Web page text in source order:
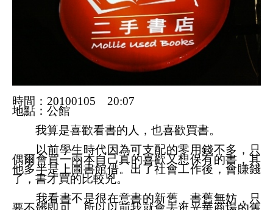
時間： 20100105 20:07
地點：公館
我算是喜歡看書的人，也喜歡買書。
以前學生時代因為可支配的零用錢不多，只
偶爾會買一兩本自己真的喜歡又想保有的書，其
他多半是上圖書館借。出了社會工作後，會賺錢
了，書才買的比較兇。
我看書不是很在意書的新舊，書舊無妨，只